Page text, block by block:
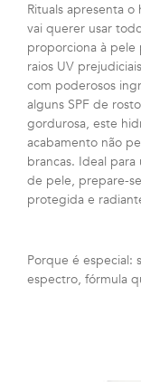
Rituals apresenta
vai querer usar
proporciona à
raios UV
com poderosos
alguns SPF de
gordurosa, este
acabamento não
brancas. Ideal
de pele, prepare-
protegida e
Porque é especial:
espectro, fórmula